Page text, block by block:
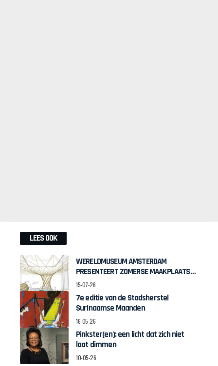
LEES OOK
WERELDMUSEUM AMSTERDAM
PRESENTEERT ZOMERSE MAAKPLAATS
MUCH TO DO WITH BAMBOO
15-07-26
7e editie van de Stadsherstel
Surinaamse Maanden
16-05-26
Pinkster(en): een licht dat zich niet
laat dimmen
10-05-26